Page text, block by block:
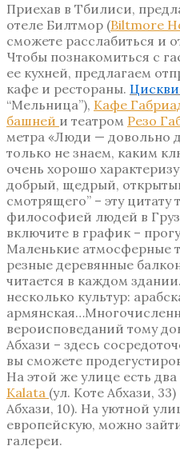
Приехав в Тбилиси,
отеле Билтмор (Biltmore
сможете расслабиться и
Чтобы познакомиться с
ее кухней, предлагаем
кафе и рестораны.
“Мельница”), Кафе
башней и театром Резо
метра «Люди — довольно
только не знаем, каким
очень хорошо
добрый, щедрый,
смотрящего” – эту
философией людей в
включите в график –
Маленькие атмосферные
резные деревянные
читается в каждом
несколько культур:
вероисповеданий тому
Абхази – здесь
вы сможете
На этой же улице есть
Kalata (ул. Коте Абхази, 33)
Абхази, 10). На уютной
европейскую, можно
галереи.